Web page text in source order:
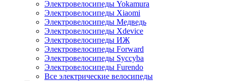
Электровелосипеды Yokamura
Электровелосипеды Xiaomi
Электровелосипеды Медведь
Электровелосипеды Xdevice
Электровелосипеды ИЖ
Электровелосипеды Forward
Электровелосипеды Syccyba
Электровелосипеды Furendo
Все электрические велосипеды